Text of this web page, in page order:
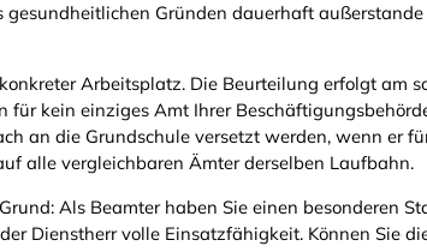
Gründen dauerhaft
Arbeitsplatz. Die Beurteilung erfolgt am
für kein einziges Amt Ihrer
an die Grundschule versetzt werden, wenn er
alle vergleichbaren Ämter derselben Laufbahn.
Als Beamter haben Sie einen besonderen
Dienstherr volle Einsatzfähigkeit. Können Sie